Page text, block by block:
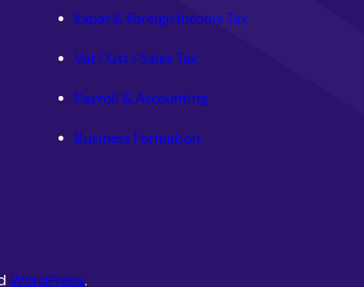
Expat & Foreign Income Tax
Vat / Gst / Sales Tax
Payroll & Accounting
Business Formation
WordPress.